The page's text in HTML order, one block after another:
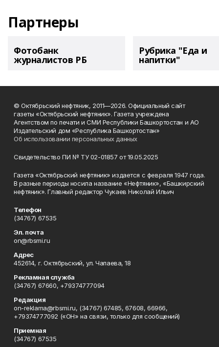
Партнеры
Фотобанк
журналистов РБ
Рубрика "Еда и
напитки"
© Октябрьский нефтяник, 2011—2026. Официальный сайт
газеты «Октябрьский нефтяник». Газета учреждена
Агентством по печати и СМИ Республики Башкортостан и АО
Издательский дом «Республика Башкортостан»
Об использовании персональных данных
Свидетельство ПИ № ТУ 02-01857 от 19.05.2025
Газета «Октябрьский нефтяник» издается с февраля 1947 года.
В разные периоды носила название «Нефтяник», «Башкирский
нефтяник». Главный редактор Чукаев Николай Ильич
Телефон
(34767) 67535
Эл. почта
on@rbsmi.ru
Адрес
452614, г. Октябрьский, ул. Чапаева, 18
Рекламная служба
(34767) 67660, +79374777094
Редакция
on-reklama@rbsmi.ru, (34767) 67485, 67608, 66966,
+79374777092 («ОН» на связи, только для сообщений)
Приемная
(34767) 67535